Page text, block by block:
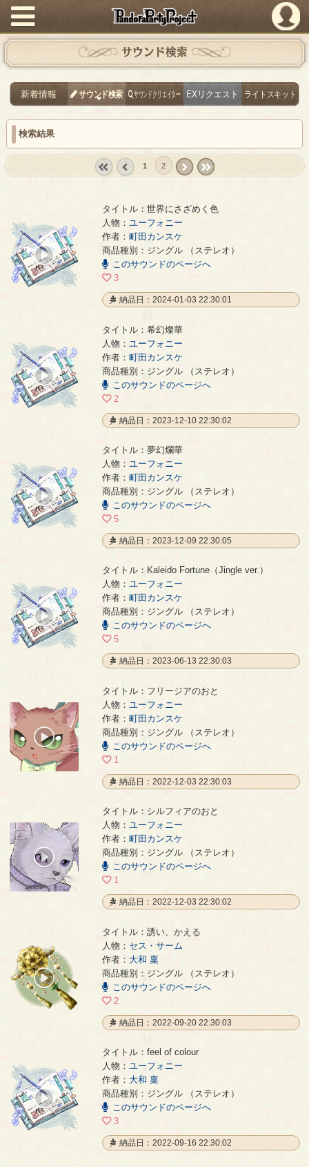
PandoraPartyProject
サウンド検索
新着情報 サウンド検索 サウンドクリエイター EXリクエスト ライトスキット
検索結果
1 2
世界にさざめく色 - 町田カンスケ
タイトル：世界にさざめく色
人物： ユーフォニー
作者： 町田カンスケ
商品種別：ジングル （ステレオ）
このサウンドのページへ
3
納品日：2024-01-03 22:30:01
希幻燦華 - 町田カンスケ
タイトル：希幻燦華
人物： ユーフォニー
作者： 町田カンスケ
商品種別：ジングル （ステレオ）
このサウンドのページへ
2
納品日：2023-12-10 22:30:02
夢幻爛華 - 町田カンスケ
タイトル：夢幻爛華
人物： ユーフォニー
作者： 町田カンスケ
商品種別：ジングル （ステレオ）
このサウンドのページへ
5
納品日：2023-12-09 22:30:05
Kaleido Fortune（Jingle ver.） - 町田カンスケ
タイトル：Kaleido Fortune（Jingle ver.）
人物： ユーフォニー
作者： 町田カンスケ
商品種別：ジングル （ステレオ）
このサウンドのページへ
5
納品日：2023-06-13 22:30:03
フリージアのおと - 町田カンスケ
タイトル：フリージアのおと
人物： ユーフォニー
作者： 町田カンスケ
商品種別：ジングル （ステレオ）
このサウンドのページへ
1
納品日：2022-12-03 22:30:03
シルフィアのおと - 町田カンスケ
タイトル：シルフィアのおと
人物： ユーフォニー
作者： 町田カンスケ
商品種別：ジングル （ステレオ）
このサウンドのページへ
1
納品日：2022-12-03 22:30:02
誘い、かえる - 大和 稟
タイトル：誘い、かえる
人物： セス・サーム
作者： 大和 稟
商品種別：ジングル （ステレオ）
このサウンドのページへ
2
納品日：2022-09-20 22:30:03
feel of colour - 大和 稟
タイトル：feel of colour
人物： ユーフォニー
作者： 大和 稟
商品種別：ジングル （ステレオ）
このサウンドのページへ
3
納品日：2022-09-16 22:30:02